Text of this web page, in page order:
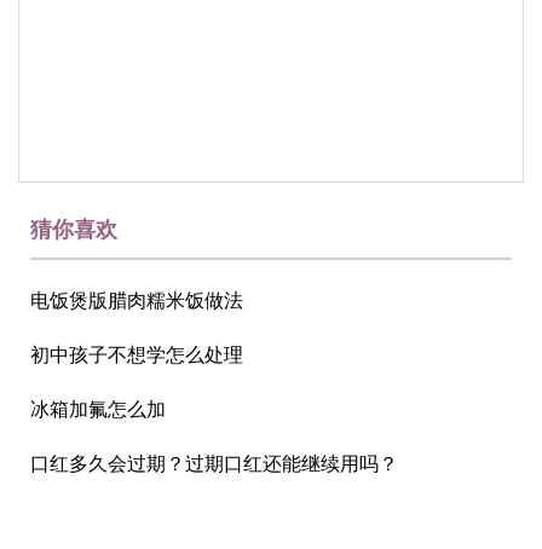
猜你喜欢
电饭煲版腊肉糯米饭做法
初中孩子不想学怎么处理
冰箱加氟怎么加
口红多久会过期？过期口红还能继续用吗？